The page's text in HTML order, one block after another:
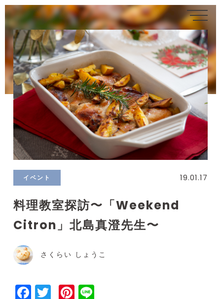
イベント 19.01.17
料理教室探訪〜「Weekend
Citron」北島真澄先生〜
さくらい しょうこ
Facebook
TwitterPinterest
Line